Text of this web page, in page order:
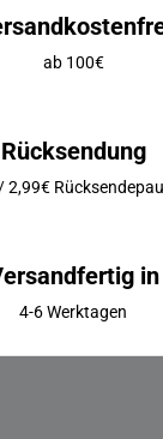
ab 100€
Rücksendung
2,99€
in
4-6 Werktagen